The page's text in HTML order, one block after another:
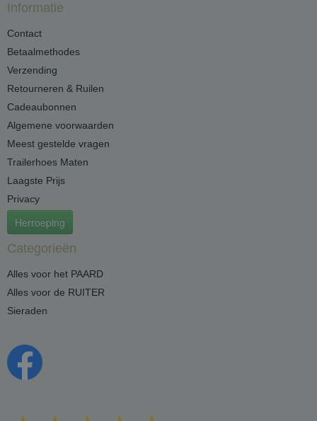
Informatie
Contact
Betaalmethodes
Verzending
Retourneren & Ruilen
Cadeaubonnen
Algemene voorwaarden
Meest gestelde vragen
Trailerhoes Maten
Laagste Prijs
Privacy
Herroeping
Categorieën
Alles voor het PAARD
Alles voor de RUITER
Sieraden